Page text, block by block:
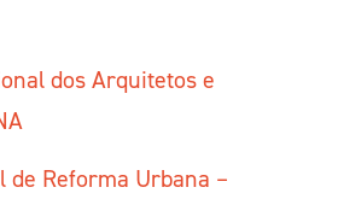
dos Arquitetos e
de Reforma Urbana –